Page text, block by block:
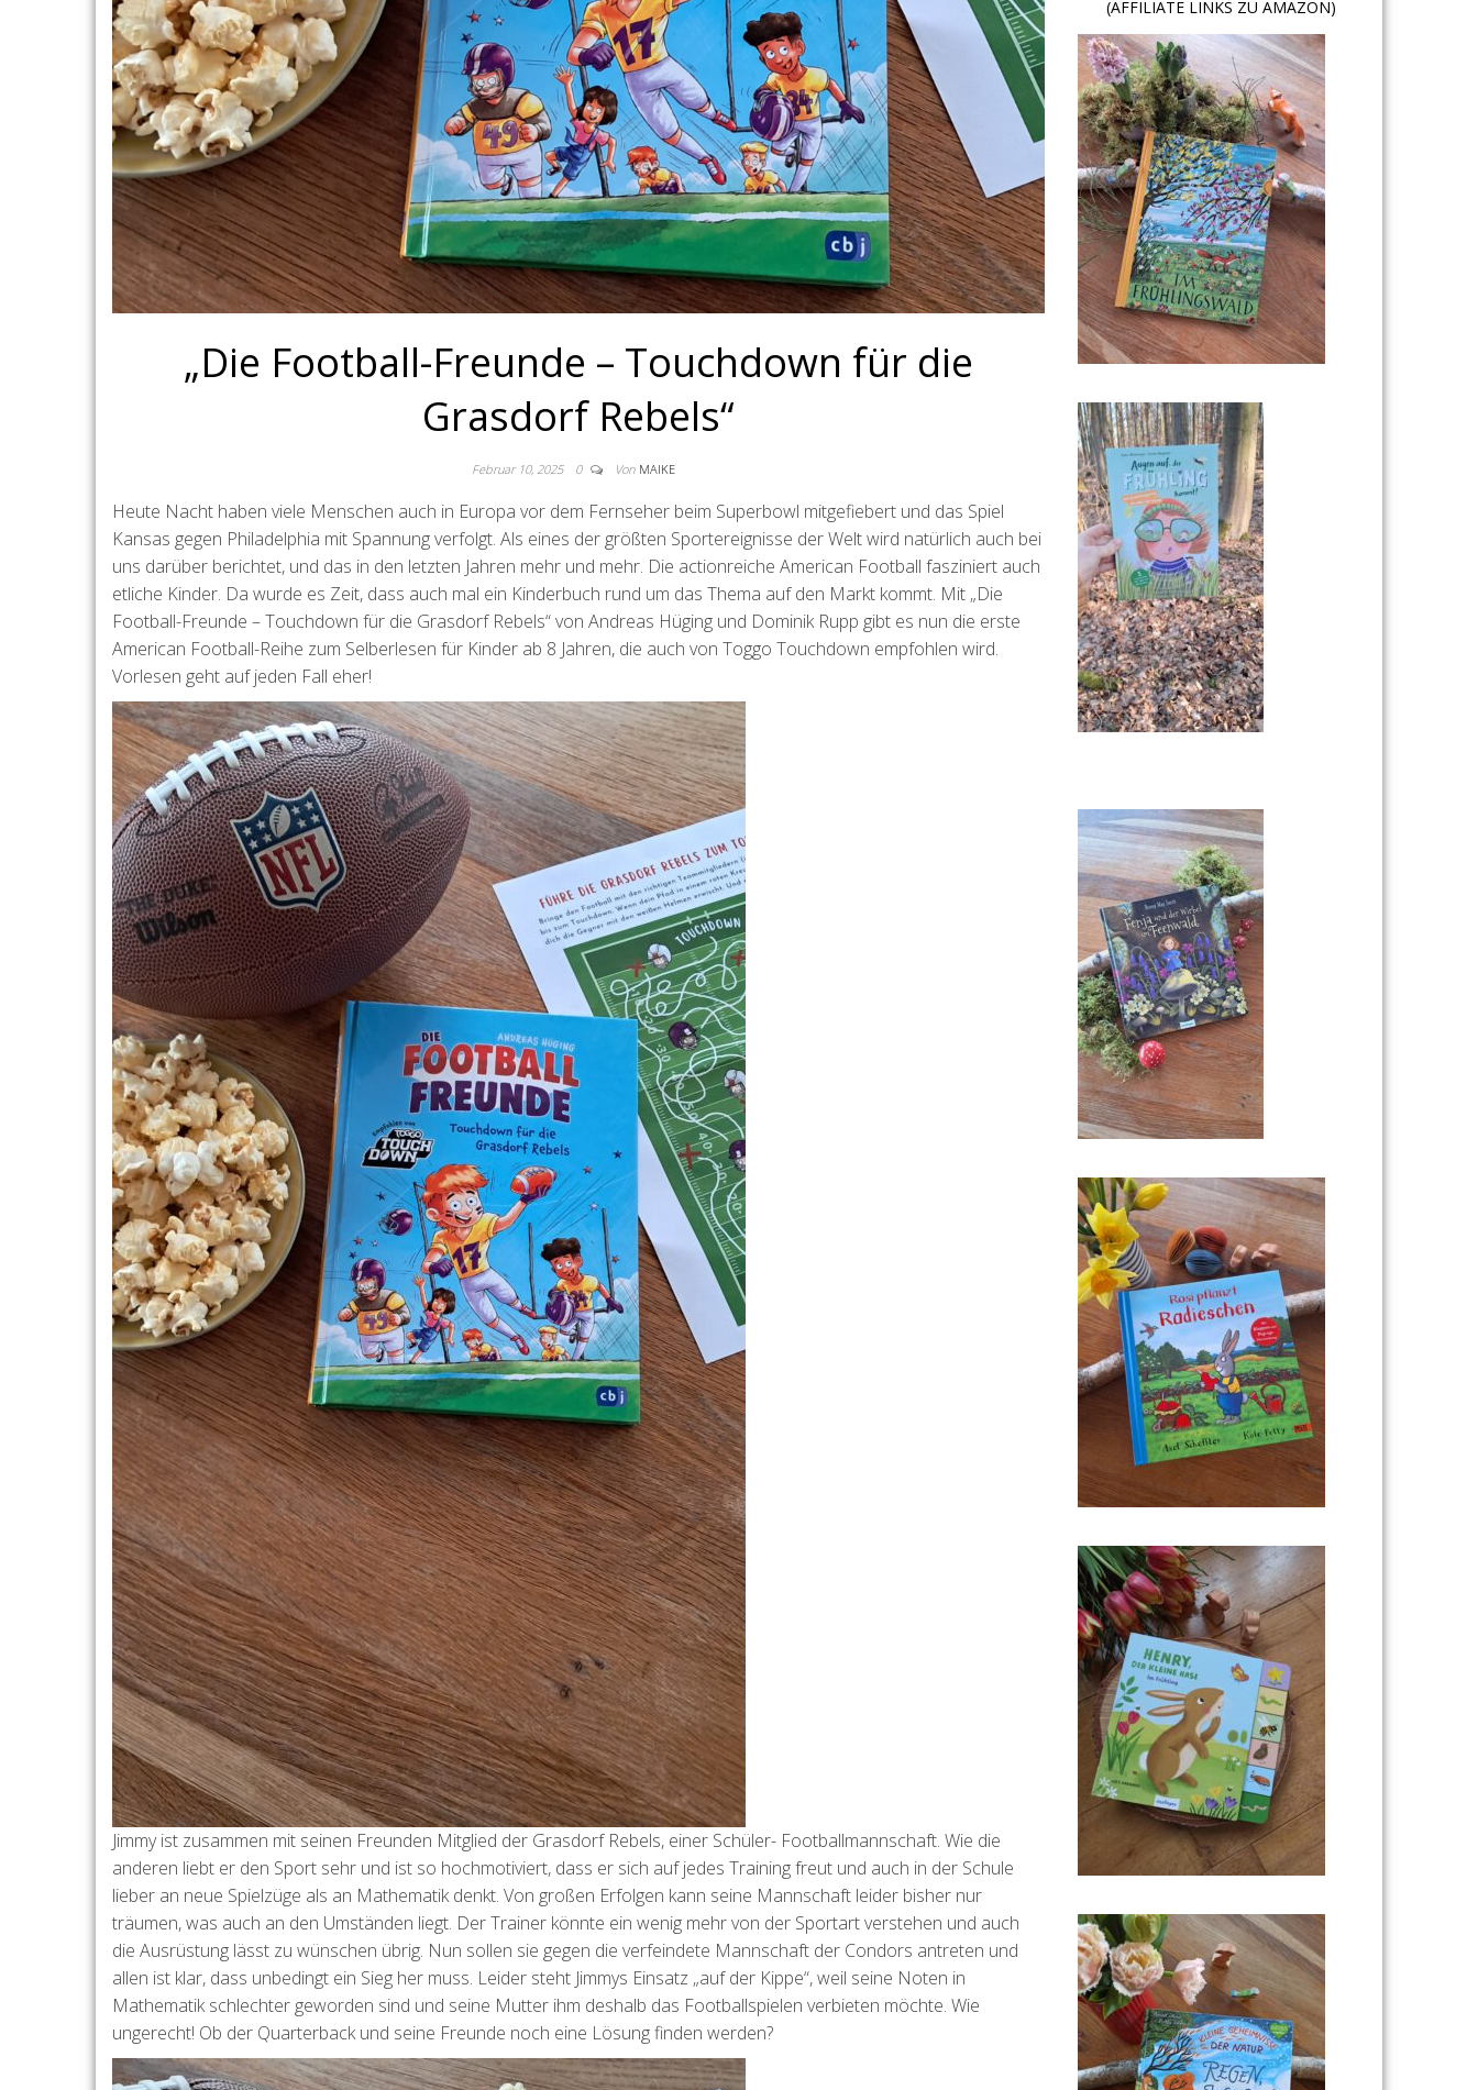
„Die Football-Freunde – Touchdown für die
Grasdorf Rebels“
Februar 10, 2025 0 Von MAIKE
Heute Nacht haben viele Menschen auch in Europa vor dem Fernseher beim Superbowl mitgefiebert und das Spiel
Kansas gegen Philadelphia mit Spannung verfolgt. Als eines der größten Sportereignisse der Welt wird natürlich auch bei
uns darüber berichtet, und das in den letzten Jahren mehr und mehr. Die actionreiche American Football fasziniert auch
etliche Kinder. Da wurde es Zeit, dass auch mal ein Kinderbuch rund um das Thema auf den Markt kommt. Mit „Die
Football-Freunde – Touchdown für die Grasdorf Rebels“ von Andreas Hüging und Dominik Rupp gibt es nun die erste
American Football-Reihe zum Selberlesen für Kinder ab 8 Jahren, die auch von Toggo Touchdown empfohlen wird.
Vorlesen geht auf jeden Fall eher!
Jimmy ist zusammen mit seinen Freunden Mitglied der Grasdorf Rebels, einer Schüler- Footballmannschaft. Wie die
anderen liebt er den Sport sehr und ist so hochmotiviert, dass er sich auf jedes Training freut und auch in der Schule
lieber an neue Spielzüge als an Mathematik denkt. Von großen Erfolgen kann seine Mannschaft leider bisher nur
träumen, was auch an den Umständen liegt. Der Trainer könnte ein wenig mehr von der Sportart verstehen und auch
die Ausrüstung lässt zu wünschen übrig. Nun sollen sie gegen die verfeindete Mannschaft der Condors antreten und
allen ist klar, dass unbedingt ein Sieg her muss. Leider steht Jimmys Einsatz „auf der Kippe“, weil seine Noten in
Mathematik schlechter geworden sind und seine Mutter ihm deshalb das Footballspielen verbieten möchte. Wie
ungerecht! Ob der Quarterback und seine Freunde noch eine Lösung finden werden?
(AFFILIATE LINKS ZU AMAZON)